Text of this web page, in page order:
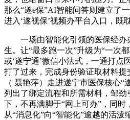
那么“遂e保”AI智能问答则建立了
进入‘遂视保’视频办平台入口，既
一场由智能化引领的医保经办
生。让“最多跑一次”升级为“一次
或‘遂宁通’微信小法式，一通打点
打了过来，完成身份验证取材料提
（ 聂艳萍）走进遂宁市医保核心“
列出了绑定流程和所需材料，邹劲
下，不再满脚于“网上可办”，同
从“消息化”向“智能化”逾越的活泼